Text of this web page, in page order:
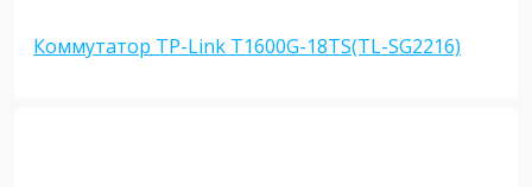
Коммутатор TP-Link T1600G-18TS(TL-SG2216)